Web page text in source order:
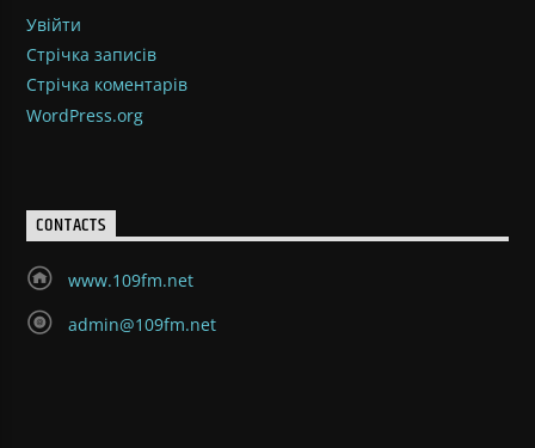
Увійти
Стрічка записів
Стрічка коментарів
WordPress.org
CONTACTS
www.109fm.net
admin@109fm.net